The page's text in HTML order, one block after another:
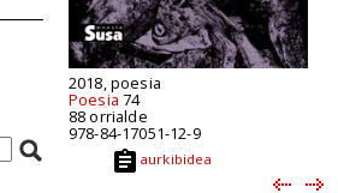
2018, poesia
Poesia 74
88 orrialde
978-84-17051-12-9
aurkibidea